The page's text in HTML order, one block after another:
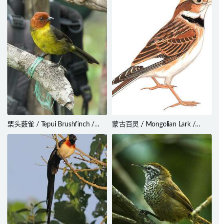
栗头薮雀 / Tepui Brushfinch /
Atlapetes personatus
蒙古百灵 / Mongolian Lark /
Melanocorypha mongolica